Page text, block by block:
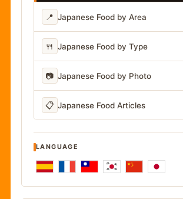
📍 Japanese Food by Area
🍴 Japanese Food by Type
📷 Japanese Food by Photo
📋 Japanese Food Articles
LANGUAGE